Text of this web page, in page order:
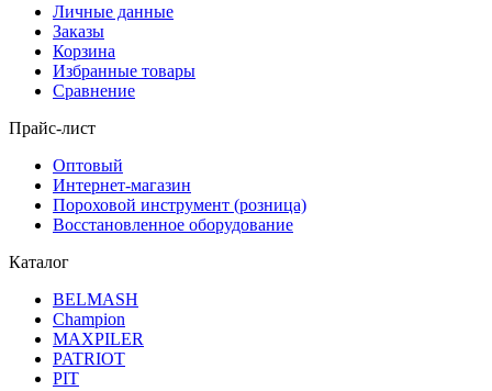
Личные данные
Заказы
Корзина
Избранные товары
Сравнение
Прайс-лист
Оптовый
Интернет-магазин
Пороховой инструмент (розница)
Восстановленное оборудование
Каталог
BELMASH
Champion
MAXPILER
PATRIOT
PIT